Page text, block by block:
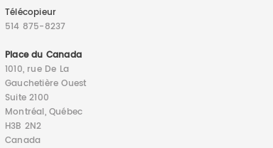
Télécopieur
514 875-8237
Place du Canada
1010, rue De La
Gauchetière Ouest
Suite 2100
Montréal, Québec
H3B 2N2
Canada